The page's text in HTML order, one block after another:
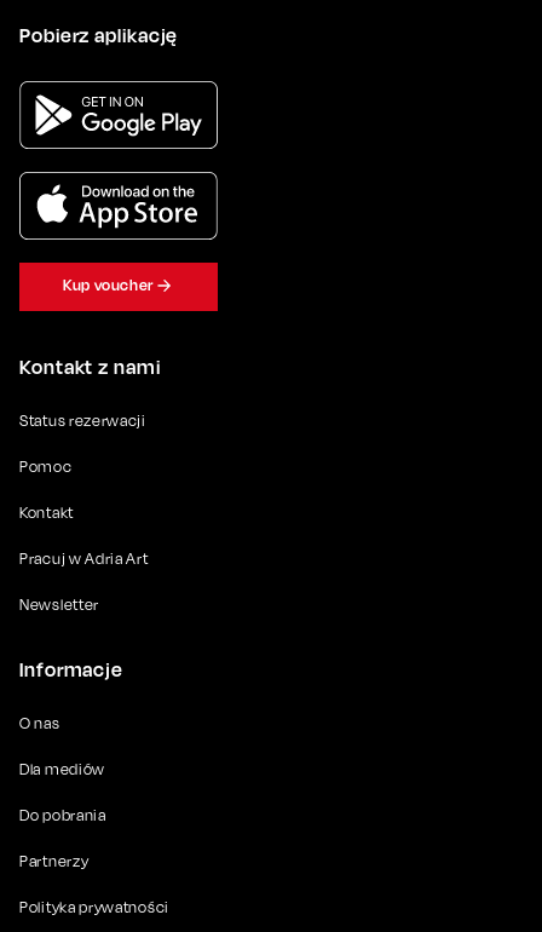
Kontakt z nami
Status rezerwacji
Pomoc
Kontakt
Pracuj w Adria Art
Newsletter
Informacje
O nas
Dla mediów
Do pobrania
Partnerzy
Polityka prywatności
Pobierz aplikację
Kup voucher